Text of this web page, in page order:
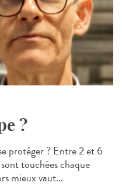
?
protéger ? Entre 2 et 6
touchées chaque
mieux vaut...